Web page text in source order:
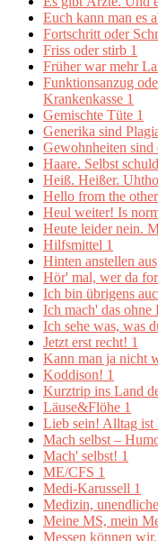
Euch kann man es
Fortschritt oder
Friss oder stirb 1
Früher war mehr
Funktionsanzug
Krankenkasse 1
Gemischte Tüte 1
Generika sind
Gewohnheiten sind
Haare. Selbst
Heiß. Heißer.
Hello from the
Heul weiter! Is
Heute leider nein.
Hilfsmittel 1
Hinten anstellen
Hör' mal, wer da
Ich bin übrigens
Ich mach' das ohne
Ich sehe was, was
Jetzt erst recht! 1
Kann man ja nicht
Koddison! 1
Kurztrip ins Land
Läuse&Flöhe 1
Lieb sein! Alltag ist
Mach selbst –
Mach' selbst! 1
ME/CFS 1
Medi-Karussell 1
Medizin,
Meine MS, mein
Messen können